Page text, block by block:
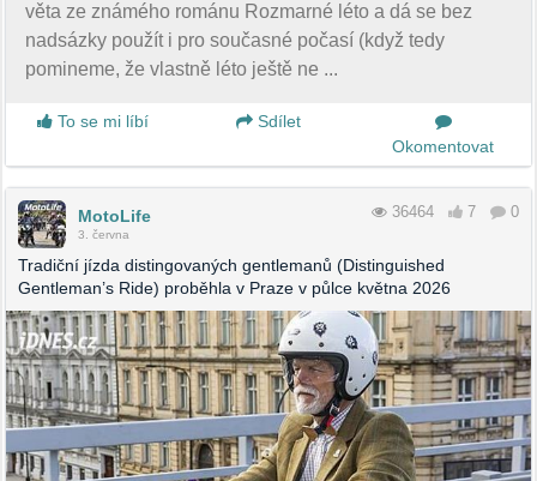
věta ze známého románu Rozmarné léto a dá se bez
nadsázky použít i pro současné počasí (když tedy
pomineme, že vlastně léto ještě ne ...
To se mi líbí
Sdílet
Okomentovat
MotoLife
3. června
36464 7 0
Tradiční jízda distingovaných gentlemanů (Distinguished
Gentleman’s Ride) proběhla v Praze v půlce května 2026